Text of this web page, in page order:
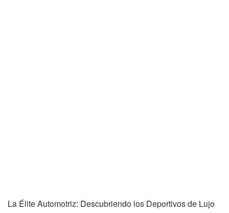
La Élite Automotriz: Descubriendo los Deportivos de Lujo